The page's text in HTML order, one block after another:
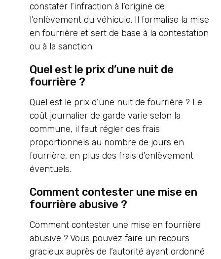
constater l’infraction à l’origine de
l’enlèvement du véhicule. Il formalise la mise
en fourrière et sert de base à la contestation
ou à la sanction.
Quel est le prix d’une nuit de
fourrière ?
Quel est le prix d’une nuit de fourrière ? Le
coût journalier de garde varie selon la
commune, il faut régler des frais
proportionnels au nombre de jours en
fourrière, en plus des frais d’enlèvement
éventuels.
Comment contester une mise en
fourrière abusive ?
Comment contester une mise en fourrière
abusive ? Vous pouvez faire un recours
gracieux auprès de l’autorité ayant ordonné